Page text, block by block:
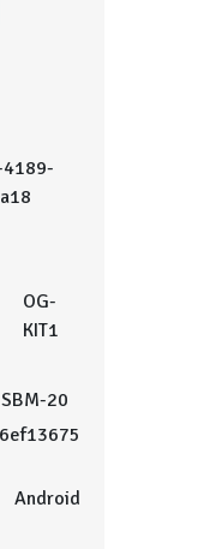
OG-
KIT1
SBM-20
Android